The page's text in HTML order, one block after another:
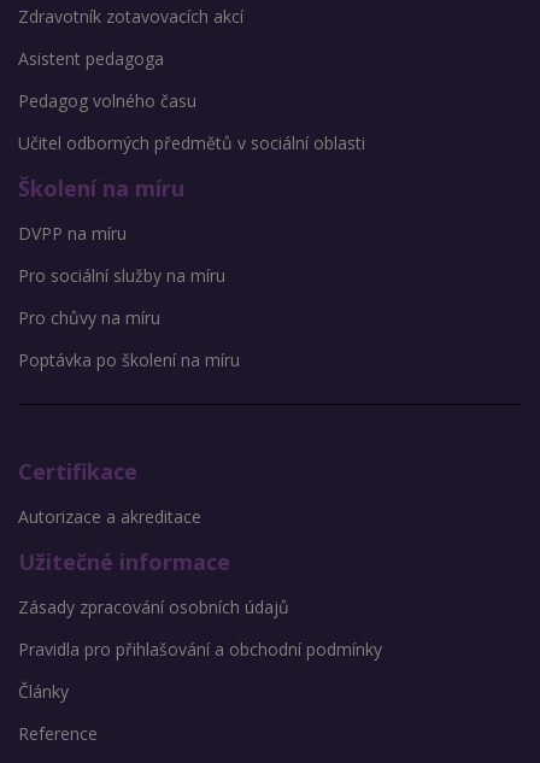
Zdravotník zotavovacích akcí
Asistent pedagoga
Pedagog volného času
Učitel odborných předmětů v sociální oblasti
Školení na míru
DVPP na míru
Pro sociální služby na míru
Pro chůvy na míru
Poptávka po školení na míru
Certifikace
Autorizace a akreditace
Užitečné informace
Zásady zpracování osobních údajů
Pravidla pro přihlašování a obchodní podmínky
Články
Reference